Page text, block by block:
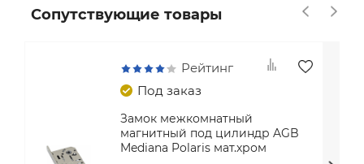
Сопутствующие товары
Рейтинг
Под заказ
Замок межкомнатный
магнитный под цилиндр AGB
Mediana Polaris мат.хром